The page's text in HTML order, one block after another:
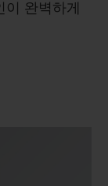
완벽하게